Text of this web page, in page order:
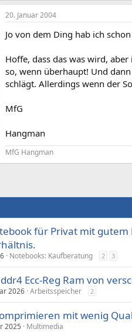
20. Januar 2004
Jo von dem Ding hab ich
Hoffe, dass das was wird,
so, wenn überhaupt! Und
schlägt. Allerdings wenn der
MfG
Hangman
MfG Hangman
für Privat mit gutem
Notebooks: Kaufberatung 2 3
Ecc-Reg Ram von
2026 Arbeitsspeicher 2
mit wenig
2025 Multimedia